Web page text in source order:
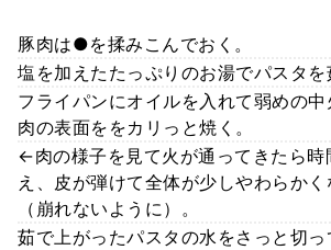
豚肉は●を揉みこんでおく。
塩を加えたたっぷりのお湯でパスタを
フライパンにオイルを入れて弱めの
肉の表面ををカリっと焼く。
←肉の様子を見て火が通ってきたら時
え、皮が弾けて全体が少しやわらか
（崩れないように）。
茹で上がったパスタの水をさっと切